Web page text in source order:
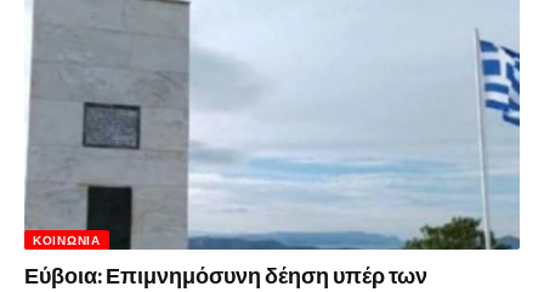
ΚΟΙΝΩΝΊΑ
Εύβοια: Επιμνημόσυνη δέηση υπέρ των